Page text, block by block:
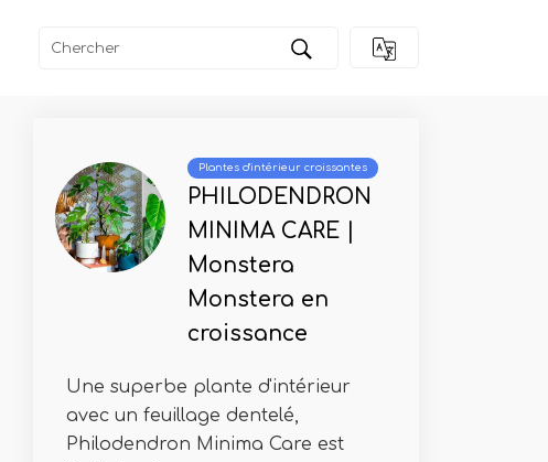
Plantes d'intérieur croissantes
PHILODENDRON
MINIMA CARE |
Monstera
Monstera en
croissance
Une superbe plante d'intérieur
avec un feuillage dentelé,
Philodendron Minima Care est